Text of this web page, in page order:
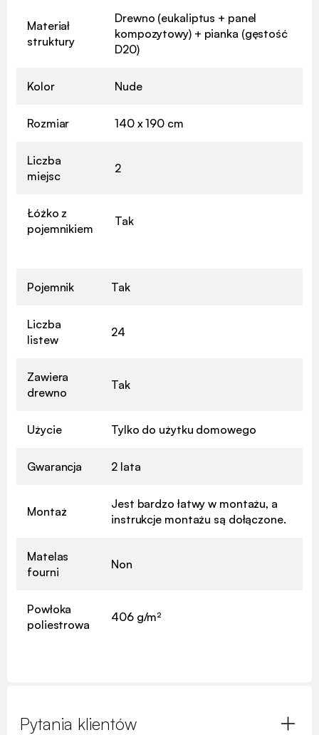
Materiał
struktury
Drewno (eukaliptus + panel
kompozytowy) + pianka (gęstość
D20)
Kolor Nude
Rozmiar 140 x 190 cm
Liczba
miejsc
2
Łóżko z
pojemnikiem
Tak
Pojemnik Tak
Liczba
listew
24
Zawiera
drewno
Tak
Użycie Tylko do użytku domowego
Gwarancja 2 lata
Montaż
Jest bardzo łatwy w montażu, a
instrukcje montażu są dołączone.
Matelas
fourni
Non
Powłoka
poliestrowa
406 g/m²
Pytania klientów